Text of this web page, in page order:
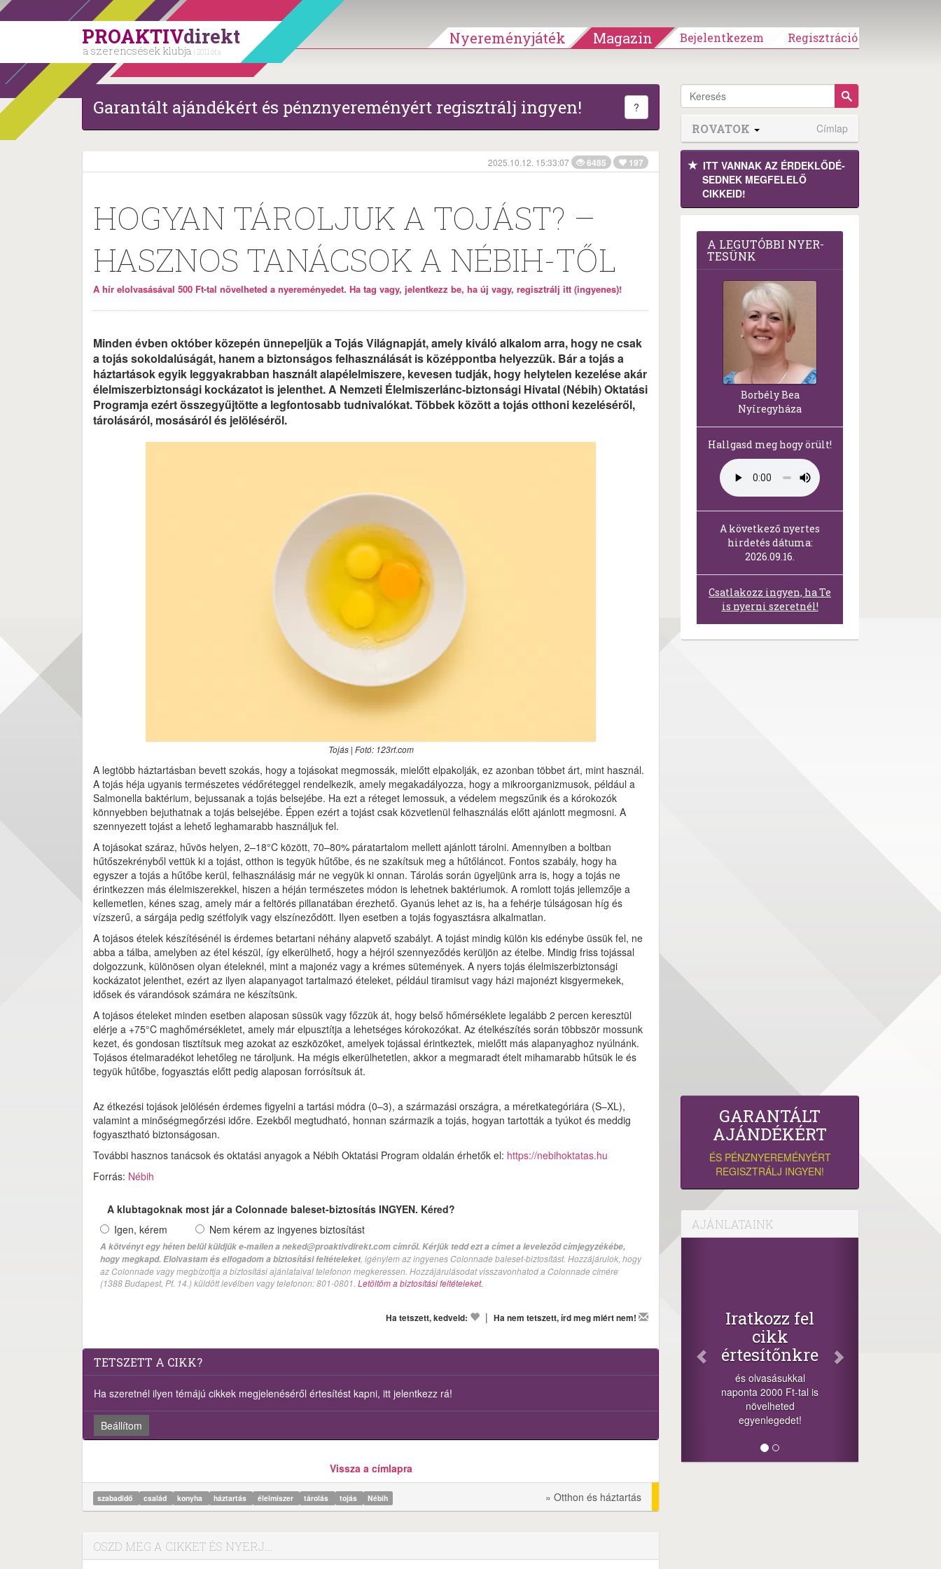
PROAKTIVdirekt
a szerencsések klubja | 2011 óta
Nyereményjáték Magazin Bejelentkezem Regisztráció
Garantált ajándékért és pénznyereményért regisztrálj ingyen! ?
2025.10.12. 15:33:07 6485 197
HOGYAN TÁROLJUK A TOJÁST? –
HASZNOS TANÁCSOK A NÉBIH-TŐL
A hír elolvasásával 500 Ft-tal növelheted a nyereményedet. Ha tag vagy, jelentkezz be, ha új vagy, regisztrálj itt (ingyenes)!
Minden évben október közepén ünnepeljük a Tojás Világnapját, amely kiváló alkalom arra, hogy ne csak
a tojás sokoldalúságát, hanem a biztonságos felhasználását is középpontba helyezzük. Bár a tojás a
háztartások egyik leggyakrabban használt alapélelmiszere, kevesen tudják, hogy helytelen kezelése akár
élelmiszerbiztonsági kockázatot is jelenthet. A Nemzeti Élelmiszerlánc-biztonsági Hivatal (Nébih) Oktatási
Programja ezért összegyűjtötte a legfontosabb tudnivalókat. Többek között a tojás otthoni kezeléséről,
tárolásáról, mosásáról és jelöléséről.
Tojás | Fotó: 123rf.com
A legtöbb háztartásban bevett szokás, hogy a tojásokat megmossák, mielőtt elpakolják, ez azonban többet árt, mint használ.
A tojás héja ugyanis természetes védőréteggel rendelkezik, amely megakadályozza, hogy a mikroorganizmusok, például a
Salmonella baktérium, bejussanak a tojás belsejébe. Ha ezt a réteget lemossuk, a védelem megszűnik és a kórokozók
könnyebben bejuthatnak a tojás belsejébe. Éppen ezért a tojást csak közvetlenül felhasználás előtt ajánlott megmosni. A
szennyezett tojást a lehető leghamarabb használjuk fel.
A tojásokat száraz, hűvös helyen, 2–18°C között, 70–80% páratartalom mellett ajánlott tárolni. Amennyiben a boltban
hűtőszekrényből vettük ki a tojást, otthon is tegyük hűtőbe, és ne szakítsuk meg a hűtőláncot. Fontos szabály, hogy ha
egyszer a tojás a hűtőbe kerül, felhasználásig már ne vegyük ki onnan. Tárolás során ügyeljünk arra is, hogy a tojás ne
érintkezzen más élelmiszerekkel, hiszen a héján természetes módon is lehetnek baktériumok. A romlott tojás jellemzője a
kellemetlen, kénes szag, amely már a feltörés pillanatában érezhető. Gyanús lehet az is, ha a fehérje túlságosan híg és
vízszerű, a sárgája pedig szétfolyik vagy elszíneződött. Ilyen esetben a tojás fogyasztásra alkalmatlan.
A tojásos ételek készítésénél is érdemes betartani néhány alapvető szabályt. A tojást mindig külön kis edénybe üssük fel, ne
abba a tálba, amelyben az étel készül, így elkerülhető, hogy a héjról szennyeződés kerüljön az ételbe. Mindig friss tojással
dolgozzunk, különösen olyan ételeknél, mint a majonéz vagy a krémes sütemények. A nyers tojás élelmiszerbiztonsági
kockázatot jelenthet, ezért az ilyen alapanyagot tartalmazó ételeket, például tiramisut vagy házi majonézt kisgyermekek,
idősek és várandósok számára ne készítsünk.
A tojásos ételeket minden esetben alaposan süssük vagy főzzük át, hogy belső hőmérséklete legalább 2 percen keresztül
elérje a +75°C maghőmérsékletet, amely már elpusztítja a lehetséges kórokozókat. Az ételkészítés során többször mossunk
kezet, és gondosan tisztítsuk meg azokat az eszközöket, amelyek tojással érintkeztek, mielőtt más alapanyaghoz nyúlnánk.
Tojásos ételmaradékot lehetőleg ne tároljunk. Ha mégis elkerülhetetlen, akkor a megmaradt ételt mihamarabb hűtsük le és
tegyük hűtőbe, fogyasztás előtt pedig alaposan forrósítsuk át.
Az étkezési tojások jelölésén érdemes figyelni a tartási módra (0–3), a származási országra, a méretkategóriára (S–XL),
valamint a minőségmegőrzési időre. Ezekből megtudható, honnan származik a tojás, hogyan tartották a tyúkot és meddig
fogyasztható biztonságosan.
További hasznos tanácsok és oktatási anyagok a Nébih Oktatási Program oldalán érhetők el: https://nebihoktatas.hu
Forrás: Nébih
A klubtagoknak most jár a Colonnade baleset-biztosítás INGYEN. Kéred?
Igen, kérem
Nem kérem az ingyenes biztosítást
A kötvényt egy héten belül küldjük e-mailen a neked@proaktivdirekt.com címről. Kérjük tedd ezt a címet a leveleződ címjegyzékébe,
hogy megkapd. Elolvastam és elfogadom a biztosítási feltételeket, igénylem az ingyenes Colonnade baleset-biztosítást. Hozzájárulok, hogy
az Colonnade vagy megbízottja a biztosítási ajánlataival telefonon megkeressen. Hozzájárulásodat visszavonhatod a Colonnade címére
(1388 Budapest, Pf. 14.) küldött levélben vagy telefonon: 801-0801. Letöltöm a biztosítási feltételeket.
Ha tetszett, kedveld: | Ha nem tetszett, írd meg miért nem!
TETSZETT A CIKK?
Ha szeretnél ilyen témájú cikkek megjelenéséről értesítést kapni, itt jelentkezz rá!
Beállítom
Vissza a címlapra
szabadidő család konyha háztartás élelmiszer tárolás tojás Nébih » Otthon és háztartás
OSZD MEG A CIKKET ÉS NYERJ...
ROVATOK Címlap
ITT VANNAK AZ ÉRDEK­LŐDÉ­
SEDNEK MEGFE­LELŐ
CIKKEID!
A LEG­U­TÓB­BI NYER­
TE­SÜNK
Borbély Bea
Nyíregyháza
Hallgasd meg hogy örült!
A következő nyertes
hirdetés dátuma:
2026.09.16.
Csatlakozz ingyen, ha Te
is nyerni szeretnél!
GARANTÁLT
AJÁNDÉKÉRT
ÉS PÉNZNYEREMÉNYÉRT
REGISZTRÁLJ INGYEN!
AJÁNLATAINK
Iratkozz fel
cikk
értesítőnkre
és olvasásukkal
naponta 2000 Ft-tal is
növelheted
egyenlegedet!